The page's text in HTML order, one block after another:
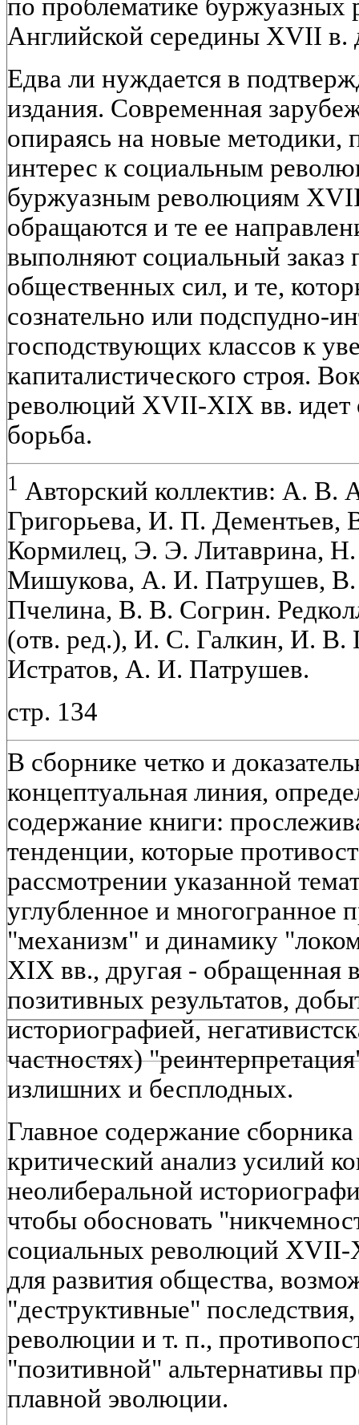
по проблематике буржуазных
Английской середины XVII в.
Едва ли нуждается в
издания. Современная
опираясь на новые
интерес к социальным
буржуазным революциям
обращаются и те ее
выполняют социальный заказ
общественных сил, и те,
сознательно или подспудно-
господствующих классов к
капиталистического строя.
революций XVII-XIX вв. идет
борьба.
1 Авторский коллектив: А.
Григорьева, И. П.
Кормилец, Э. Э. Литаврина,
Мишукова, А. И. Патрушев,
Пчелина, В. В. Согрин.
(отв. ред.), И. С. Галкин, И. В.
Истратов, А. И. Патрушев.
стр. 134
В сборнике четко и
концептуальная линия,
содержание книги:
тенденции, которые
рассмотрении указанной
углубленное и многогранное
"механизм" и динамику
XIX вв., другая - обращенная
позитивных результатов,
историографией,
частностях)
излишних и бесплодных.
Главное содержание
критический анализ усилий
неолиберальной
чтобы обосновать
социальных революций XVII-
для развития общества,
"деструктивные"
революции и т. п.,
"позитивной" альтернативы
плавной эволюции.